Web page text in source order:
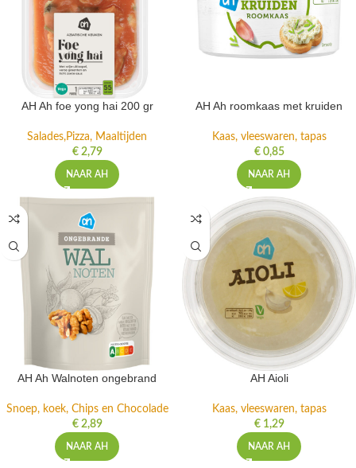
Salades,Pizza, Maaltijden
€ 2,79
NAAR AH
Kaas, vleeswaren, tapas
€ 0,85
NAAR AH
Snoep, koek, Chips en Chocolade
€ 2,89
NAAR AH
Kaas, vleeswaren, tapas
€ 1,29
NAAR AH